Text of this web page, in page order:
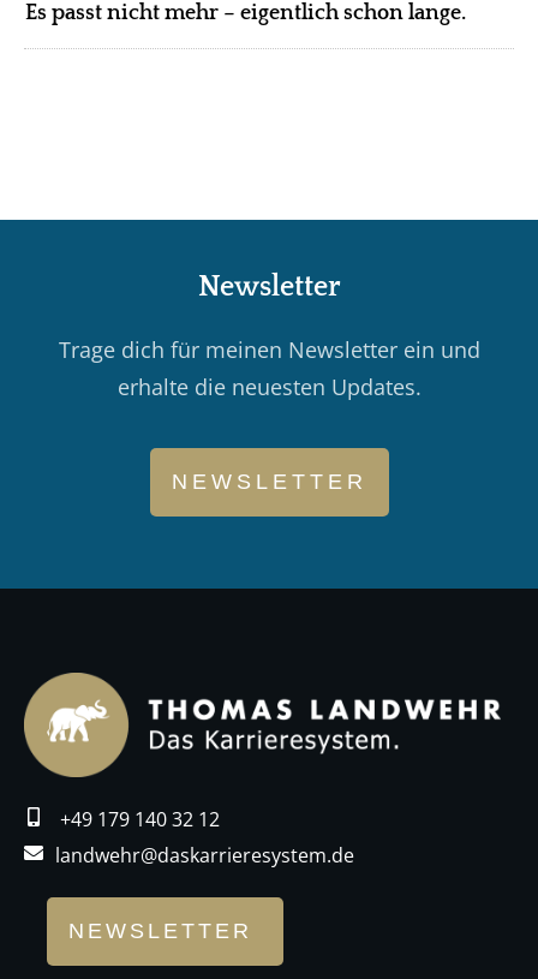
Es passt nicht mehr – eigentlich schon lange.
Newsletter
Trage dich für meinen Newsletter ein und
erhalte die neuesten Updates.
NEWSLETTER
+49 179 140 32 12
landwehr@daskarrieresystem.de
NEWSLETTER